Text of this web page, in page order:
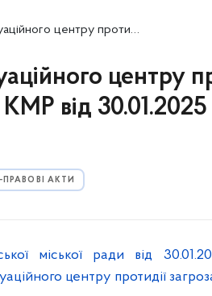
у місті Києві (рішення КМР від 30.01.2025 № 15/10482)
центру
КМР від
АКТИ
міської ради від
центру протидії